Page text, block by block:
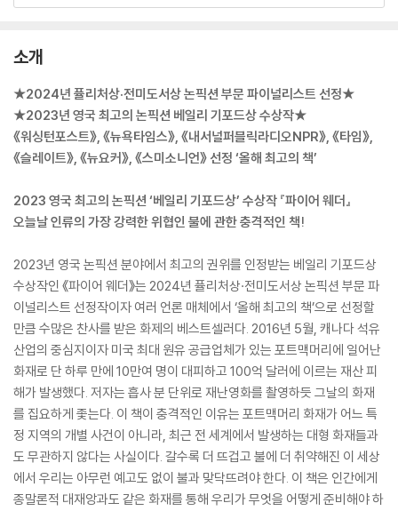
소개
★2024년 퓰리처상·전미도서상 논픽션 부문 파이널리스트 선정★
★2023년 영국 최고의 논픽션 베일리 기포드상 수상작★
《워싱턴포스트》, 《뉴욕타임스》, 《내서널퍼블릭라디오NPR》, 《타임》,
《슬레이트》, 《뉴요커》, 《스미소니언》 선정 ‘올해 최고의 책’
2023 영국 최고의 논픽션 ‘베일리 기포드상’ 수상작 『파이어 웨더』
오늘날 인류의 가장 강력한 위협인 불에 관한 충격적인 책!
2023년 영국 논픽션 분야에서 최고의 권위를 인정받는 베일리 기포드상
수상작인 《파이어 웨더》는 2024년 퓰리처상·전미도서상 논픽션 부문 파
이널리스트 선정작이자 여러 언론 매체에서 ‘올해 최고의 책’으로 선정할
만큼 수많은 찬사를 받은 화제의 베스트셀러다. 2016년 5월, 캐나다 석유
산업의 중심지이자 미국 최대 원유 공급업체가 있는 포트맥머리에 일어난
화재로 단 하루 만에 10만여 명이 대피하고 100억 달러에 이르는 재산 피
해가 발생했다. 저자는 흡사 분 단위로 재난영화를 촬영하듯 그날의 화재
를 집요하게 좇는다. 이 책이 충격적인 이유는 포트맥머리 화재가 어느 특
정 지역의 개별 사건이 아니라, 최근 전 세계에서 발생하는 대형 화재들과
도 무관하지 않다는 사실이다. 갈수록 더 뜨겁고 불에 더 취약해진 이 세상
에서 우리는 아무런 예고도 없이 불과 맞닥뜨려야 한다. 이 책은 인간에게
종말론적 대재앙과도 같은 화재를 통해 우리가 무엇을 어떻게 준비해야 하